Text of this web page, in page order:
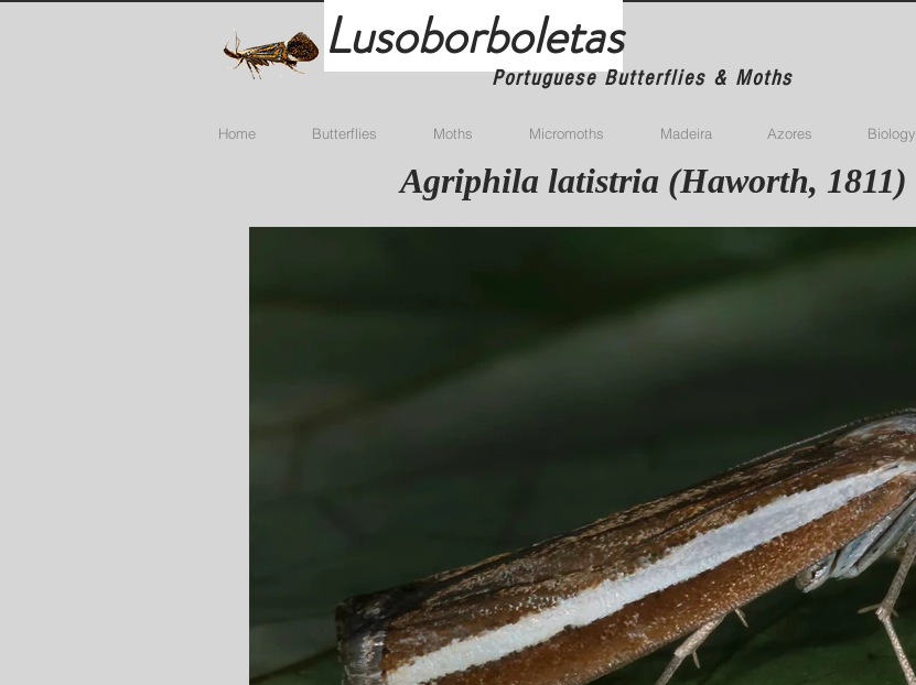
Lusoborboletas
Portuguese Butterflies & Moths
Home Butterflies Moths Micromoths Madeira Azores Biology
Agriphila latistria (Haworth, 1811)